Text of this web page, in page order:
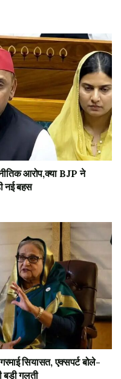
आरोप,क्या BJP ने
नई बहस
सियासत, एक्सपर्ट बोले-
बड़ी गलती